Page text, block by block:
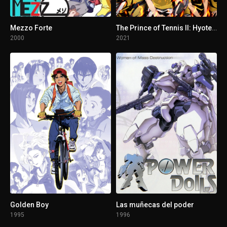
Mezzo Forte
2000
The Prince of Tennis II: Hyotei vs Rikkai - Game of Future
2021
Golden Boy
1995
Las muñecas del poder
1996